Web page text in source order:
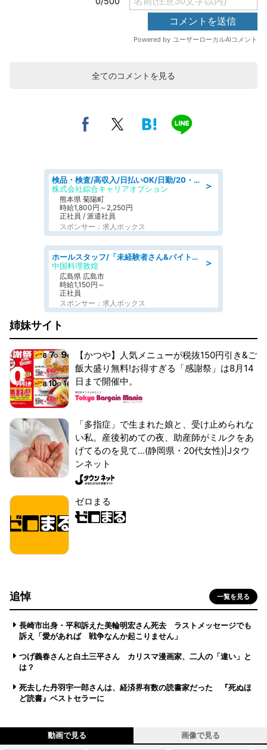
全てのコメントを見る
＞
検品・検査/高収入/日払いOK/日勤/20・30・40代活躍中/製造 工場
株式会社綜合キャリアオプション
熊本県 菊陽町
時給1,800円～2,250円
正社員 / 派遣社員
スポンサー：求人ボックス
＞
ホールスタッフ/「未経験者さん&バイトデビューも大歓迎」残業ほぼなし×1日3時間〜勤務OK!フォロー体制も充実/広島県/広島市南区
中国料理敦煌
広島県 広島市
時給1,150円～
正社員
スポンサー：求人ボックス
姉妹サイト
【かつや】人気メニューが税抜150円引き&ご
飯大盛り無料!お得すぎる「感謝祭」は8月14
日まで開催中。
「多指症」で生まれた娘と、受け止められな
い私。産後初めての夜、助産師がミルクをあ
げてるのを見て...(静岡県・20代女性)|Jタウ
ンネット
ゼロまる
追悼 一覧を見る
長崎市出身・平和訴えた美輪明宏さん死去 ラストメッセージでも
訴え「愛があれば 戦争なんか起こりません」
つげ義春さんと白土三平さん カリスマ漫画家、二人の「違い」と
は？
死去した丹羽宇一郎さんは、経済界有数の読書家だった 『死ぬほ
ど読書』ベストセラーに
動画で見る 画像で見る